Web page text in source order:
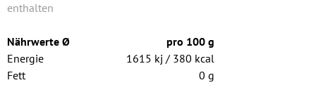
enthalten
Nährwerte Ø
pro 100 g
Energie
1615 kj / 380 kcal
Fett
0 g